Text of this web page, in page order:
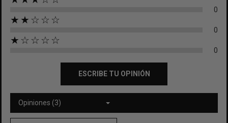
0
★★☆☆☆
0
★☆☆☆☆
0
ESCRIBE TU OPINIÓN
Opiniones (3)